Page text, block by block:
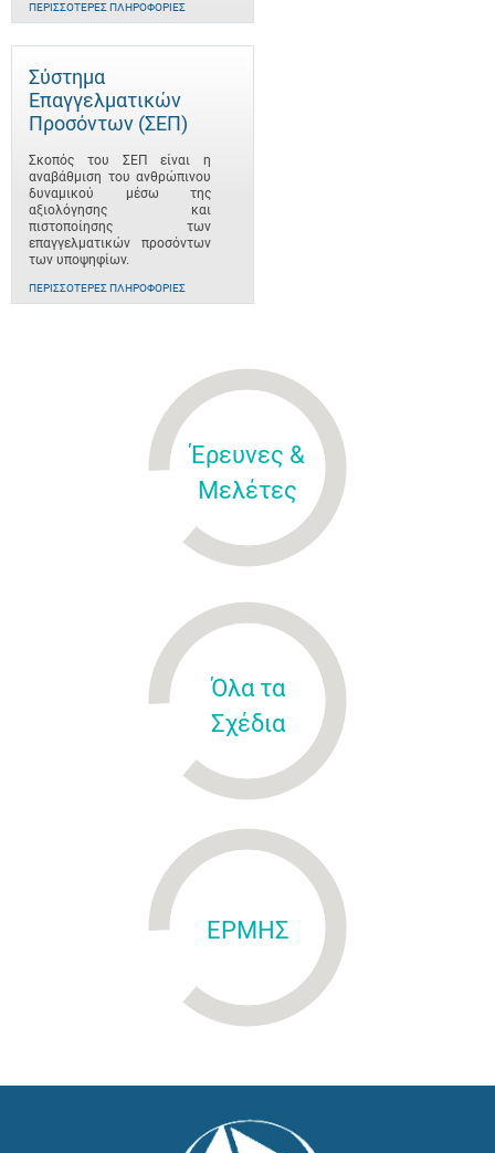
ΠΕΡΙΣΣΌΤΕΡΕΣ ΠΛΗΡΟΦΟΡΊΕΣ
Σύστημα
Επαγγελματικών
Προσόντων (ΣΕΠ)
Σκοπός του ΣΕΠ είναι η
αναβάθμιση του ανθρώπινου
δυναμικού μέσω της
αξιολόγησης και
πιστοποίησης των
επαγγελματικών προσόντων
των υποψηφίων.
ΠΕΡΙΣΣΌΤΕΡΕΣ ΠΛΗΡΟΦΟΡΊΕΣ
Έρευνες &
Μελέτες
Όλα τα
Σχέδια
ΕΡΜΗΣ